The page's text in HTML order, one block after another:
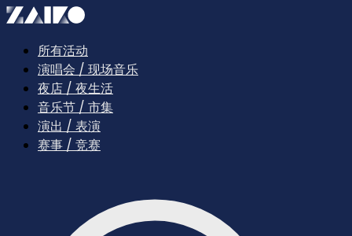
所有活动
演唱会 / 现场音乐
夜店 / 夜生活
音乐节 / 市集
演出 / 表演
赛事 / 竞赛